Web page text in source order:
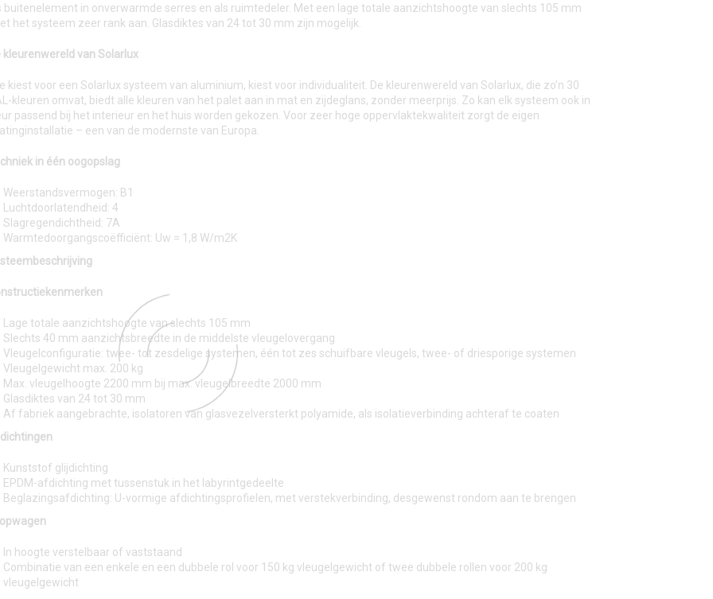
buitenelement in onverwarmde serres en als ruimtedeler. Met een lage totale aanzichtshoogte van slechts 105 mm
het systeem zeer rank aan. Glasdiktes van 24 tot 30 mm zijn mogelijk.
kleurenwereld van Solarlux
kiest voor een Solarlux systeem van aluminium, kiest voor individualiteit. De kleurenwereld van Solarlux, die zo’n 30
kleuren omvat, biedt alle kleuren van het palet aan in mat en zijdeglans, zonder meerprijs. Zo kan elk systeem ook in
passend bij het interieur en het huis worden gekozen. Voor zeer hoge oppervlaktekwaliteit zorgt de eigen
– een van de modernste van Europa.
in één oogopslag
Weerstandsvermogen: B1
Luchtdoorlatendheid: 4
Slagregendichtheid: 7A
Warmtedoorgangscoëfficiënt: Uw = 1,8 W/m2K
Lage totale aanzichtshoogte van slechts 105 mm
Slechts 40 mm aanzichtsbreedte in de middelste vleugelovergang
Vleugelconfiguratie: twee- tot zesdelige systemen, één tot zes schuifbare vleugels, twee- of driesporige systemen
Vleugelgewicht max. 200 kg
Max. vleugelhoogte 2200 mm bij max. vleugelbreedte 2000 mm
Glasdiktes van 24 tot 30 mm
Af fabriek aangebrachte, isolatoren van glasvezelversterkt polyamide, als isolatieverbinding achteraf te coaten
Kunststof glijdichting
EPDM-afdichting met tussenstuk in het labyrintgedeelte
Beglazingsafdichting: U-vormige afdichtingsprofielen, met verstekverbinding, desgewenst rondom aan te brengen
In hoogte verstelbaar of vaststaand
Combinatie van een enkele en een dubbele rol voor 150 kg vleugelgewicht of twee dubbele rollen voor 200 kg
vleugelgewicht